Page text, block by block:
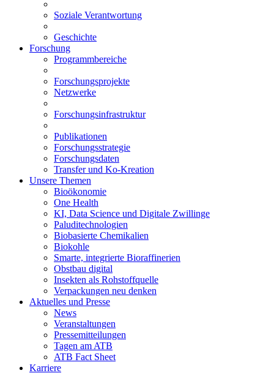
Soziale Verantwortung
Geschichte
Forschung
Programmbereiche
Forschungsprojekte
Netzwerke
Forschungsinfrastruktur
Publikationen
Forschungsstrategie
Forschungsdaten
Transfer und Ko-Kreation
Unsere Themen
Bioökonomie
One Health
KI, Data Science und Digitale Zwillinge
Paluditechnologien
Biobasierte Chemikalien
Biokohle
Smarte, integrierte Bioraffinerien
Obstbau digital
Insekten als Rohstoffquelle
Verpackungen neu denken
Aktuelles und Presse
News
Veranstaltungen
Pressemitteilungen
Tagen am ATB
ATB Fact Sheet
Karriere